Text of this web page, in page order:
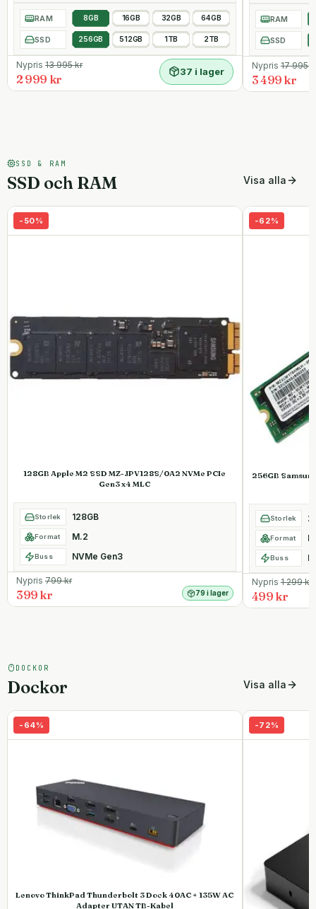
RAM 8GB 16GB 32GB 64GB
SSD 256GB 512GB 1TB 2TB
Nypris 13 995kr
2 999 kr
37 i lager
RAM
SSD
Nypris17 995
3 499 kr
SSD & RAM
SSD och RAM Visa alla
- 50%
128GB Apple M2 SSD MZ-JPV128S/0A2 NVMe PCIe
Gen3 x4 MLC
Storlek 128GB
Format M.2
Buss NVMe Gen3
Nypris 799kr
399 kr 79 i lager
-62%
256GB
Storlek
Format
Buss
Nypris1 299kr
499 kr
DOCKOR
Dockor Visa alla
- 64%
Lenovo ThinkPad Thunderbolt 3 Dock 40AC + 135W AC
Adapter UTAN TB-Kabel
-72%